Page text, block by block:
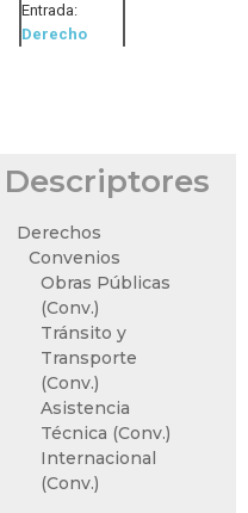
Entrada:
Derecho
Descriptores
Derechos
Convenios
Obras Públicas
(Conv.)
Tránsito y
Transporte
(Conv.)
Asistencia
Técnica (Conv.)
Internacional
(Conv.)